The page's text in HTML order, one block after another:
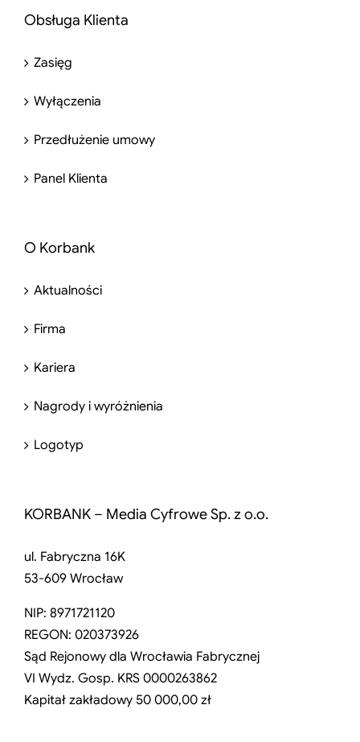
Obsługa Klienta
Zasięg
Wyłączenia
Przedłużenie umowy
Panel Klienta
O Korbank
Aktualności
Firma
Kariera
Nagrody i wyróżnienia
Logotyp
KORBANK – Media Cyfrowe Sp. z o.o.
ul. Fabryczna 16K
53-609 Wrocław
NIP: 8971721120
REGON: 020373926
Sąd Rejonowy dla Wrocławia Fabrycznej
VI Wydz. Gosp. KRS 0000263862
Kapitał zakładowy 50 000,00 zł